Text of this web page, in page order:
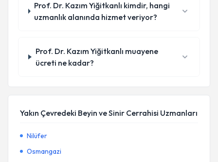
Prof. Dr. Kazım Yiğitkanlı kimdir, hangi
uzmanlık alanında hizmet veriyor?
Prof. Dr. Kazım Yiğitkanlı muayene
ücreti ne kadar?
Yakın Çevredeki Beyin ve Sinir Cerrahisi Uzmanları
Nilüfer
Osmangazi